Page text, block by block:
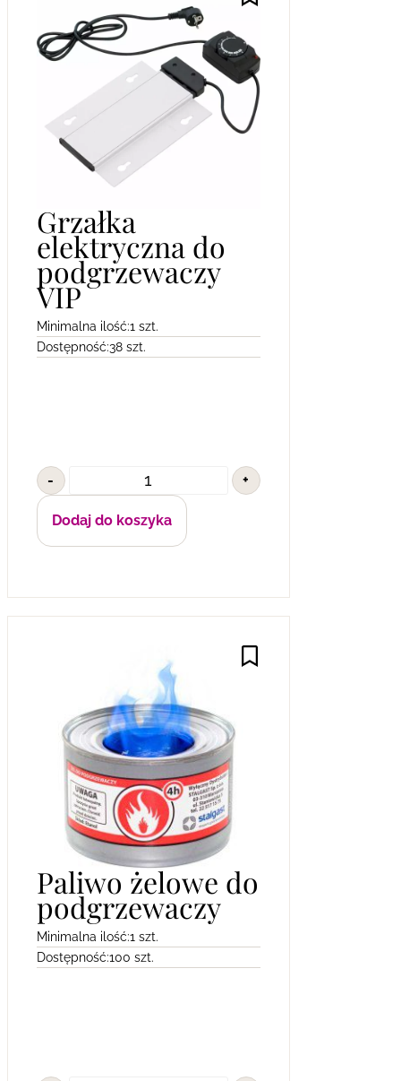
Grzałka
elektryczna do
podgrzewaczy
VIP
Minimalna ilość:1 szt.
Dostępność:38 szt.
- +
Dodaj do koszyka
Paliwo żelowe do
podgrzewaczy
Minimalna ilość:1 szt.
Dostępność:100 szt.